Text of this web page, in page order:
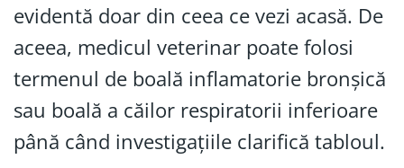
evidentă doar din ceea ce vezi acasă. De
aceea, medicul veterinar poate folosi
termenul de boală inflamatorie bronșică
sau boală a căilor respiratorii inferioare
până când investigațiile clarifică tabloul.